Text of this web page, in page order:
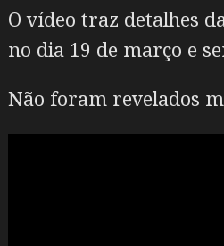
O vídeo traz detalhes
no dia 19 de março e
Não foram revelados